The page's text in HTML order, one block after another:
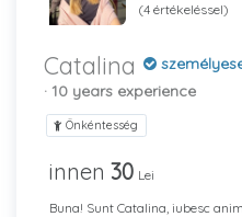
(4 értékeléssel)
Catalina
· 10 years experience
Önkéntesség
innen 30 Lei
Buna! Sunt Catalina, iubesc